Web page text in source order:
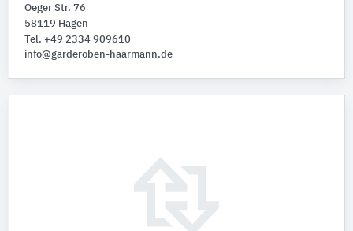
Oeger Str. 76
58119 Hagen
Tel. +49 2334 909610
info@garderoben-haarmann.de